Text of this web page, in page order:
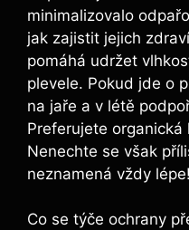
minimalizovalo
jak zajistit jejich
pomáhá udržet
plevele. Pokud jde o
na jaře a v létě
Preferujete organická
Nenechte se však
neznamená vždy lépe!
Co se týče ochrany